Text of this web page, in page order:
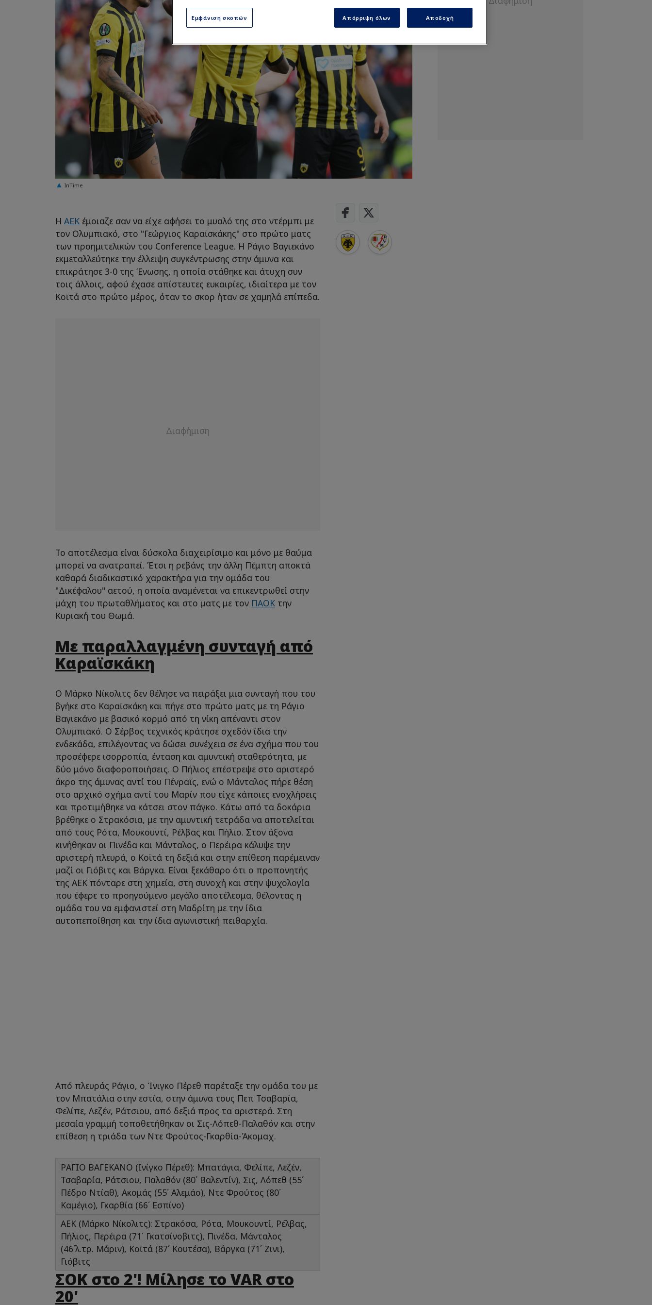
InTime
Η ΑΕΚ έμοιαζε σαν να είχε αφήσει το μυαλό της στο ντέρμπι με
τον Ολυμπιακό, στο "Γεώργιος Καραϊσκάκης" στο πρώτο ματς
των προημιτελικών του Conference League. Η Ράγιο Βαγιεκάνο
εκμεταλλεύτηκε την έλλειψη συγκέντρωσης στην άμυνα και
επικράτησε 3-0 της Ένωσης, η οποία στάθηκε και άτυχη συν
τοις άλλοις, αφού έχασε απίστευτες ευκαιρίες, ιδιαίτερα με τον
Κοϊτά στο πρώτο μέρος, όταν το σκορ ήταν σε χαμηλά επίπεδα.
Το αποτέλεσμα είναι δύσκολα διαχειρίσιμο και μόνο με θαύμα
μπορεί να ανατραπεί. Έτσι η ρεβάνς την άλλη Πέμπτη αποκτά
καθαρά διαδικαστικό χαρακτήρα για την ομάδα του
"Δικέφαλου" αετού, η οποία αναμένεται να επικεντρωθεί στην
μάχη του πρωταθλήματος και στο ματς με τον ΠΑΟΚ την
Κυριακή του Θωμά.
Με παραλλαγμένη συνταγή από
Καραϊσκάκη
Ο Μάρκο Νίκολιτς δεν θέλησε να πειράξει μια συνταγή που του
βγήκε στο Καραϊσκάκη και πήγε στο πρώτο ματς με τη Ράγιο
Βαγιεκάνο με βασικό κορμό από τη νίκη απέναντι στον
Ολυμπιακό. Ο Σέρβος τεχνικός κράτησε σχεδόν ίδια την
ενδεκάδα, επιλέγοντας να δώσει συνέχεια σε ένα σχήμα που του
προσέφερε ισορροπία, ένταση και αμυντική σταθερότητα, με
δύο μόνο διαφοροποιήσεις. Ο Πήλιος επέστρεψε στο αριστερό
άκρο της άμυνας αντί του Πένραϊς, ενώ ο Μάνταλος πήρε θέση
στο αρχικό σχήμα αντί του Μαρίν που είχε κάποιες ενοχλήσεις
και προτιμήθηκε να κάτσει στον πάγκο. Κάτω από τα δοκάρια
βρέθηκε ο Στρακόσια, με την αμυντική τετράδα να αποτελείται
από τους Ρότα, Μουκουντί, Ρέλβας και Πήλιο. Στον άξονα
κινήθηκαν οι Πινέδα και Μάνταλος, ο Περέιρα κάλυψε την
αριστερή πλευρά, ο Κοϊτά τη δεξιά και στην επίθεση παρέμειναν
μαζί οι Γιόβιτς και Βάργκα. Είναι ξεκάθαρο ότι ο προπονητής
της ΑΕΚ πόνταρε στη χημεία, στη συνοχή και στην ψυχολογία
που έφερε το προηγούμενο μεγάλο αποτέλεσμα, θέλοντας η
ομάδα του να εμφανιστεί στη Μαδρίτη με την ίδια
αυτοπεποίθηση και την ίδια αγωνιστική πειθαρχία.
Από πλευράς Ράγιο, ο Ίνιγκο Πέρεθ παρέταξε την ομάδα του με
τον Μπατάλια στην εστία, στην άμυνα τους Πεπ Τσαβαρία,
Φελίπε, Λεζέν, Ράτσιου, από δεξιά προς τα αριστερά. Στη
μεσαία γραμμή τοποθετήθηκαν οι Σις-Λόπεθ-Παλαθόν και στην
επίθεση η τριάδα των Ντε Φρούτος-Γκαρθία-Άκομαχ.
ΡΑΓΙΟ ΒΑΓΕΚΑΝΟ (Ινίγκο Πέρεθ): Μπατάγια, Φελίπε, Λεζέν,
Τσαβαρία, Ράτσιου, Παλαθόν (80΄ Βαλεντίν), Σις, Λόπεθ (55΄
Πέδρο Ντίαθ), Ακομάς (55΄ Αλεμάο), Ντε Φρούτος (80΄
Καμέγιο), Γκαρθία (66΄ Εσπίνο)
ΑΕΚ (Μάρκο Νίκολιτς): Στρακόσα, Ρότα, Μουκουντί, Ρέλβας,
Πήλιος, Περέιρα (71΄ Γκατσίνοβιτς), Πινέδα, Μάνταλος
(46΄λ.τρ. Μάριν), Κοϊτά (87΄ Κουτέσα), Βάργκα (71΄ Ζινι),
Γιόβιτς
ΣΟΚ στο 2'! Μίλησε το VAR στο
20'
Εμφάνιση σκοπών Απόρριψη όλων Αποδοχή